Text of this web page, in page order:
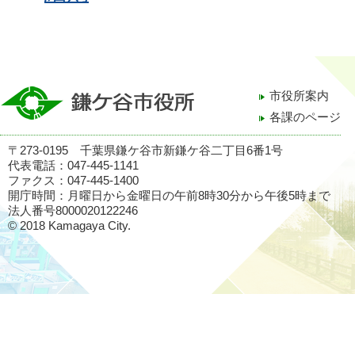
市役所案内
各課のページ
〒273-0195 千葉県鎌ケ谷市新鎌ケ谷二丁目6番1号
代表電話：047-445-1141
ファクス：047-445-1400
開庁時間：月曜日から金曜日の午前8時30分から午後5時まで
法人番号8000020122246
© 2018 Kamagaya City.